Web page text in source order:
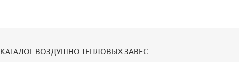
КАТАЛОГ ВОЗДУШНО-ТЕПЛОВЫХ ЗАВЕС